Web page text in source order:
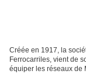
Créée en 1917, la
Ferrocarriles, vient de
équiper les réseaux de